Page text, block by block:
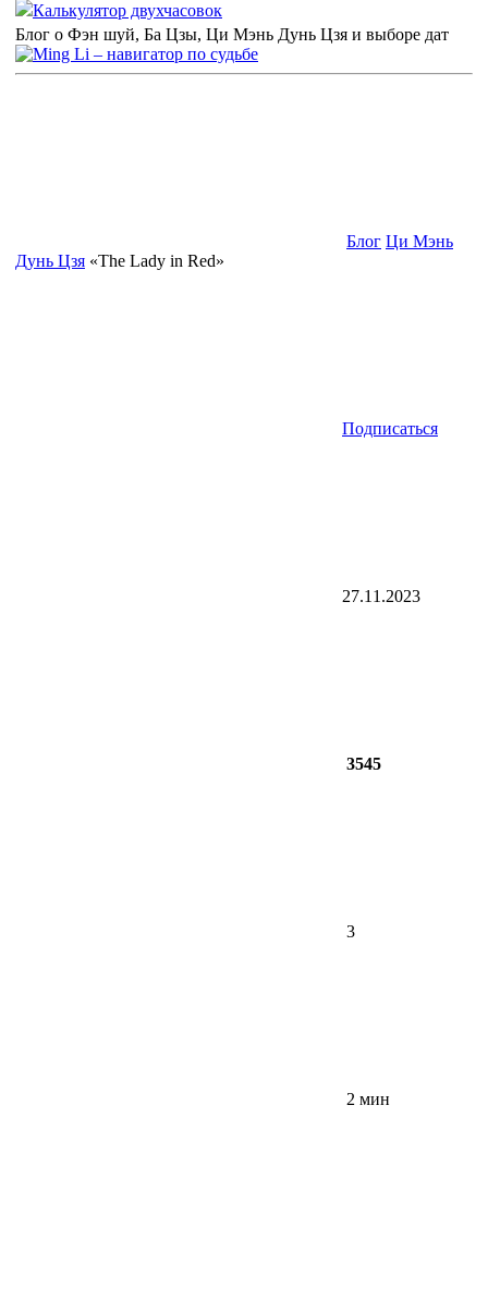
Калькулятор двухчасовок
Блог о Фэн шуй, Ба Цзы, Ци Мэнь Дунь Цзя и выборе дат
Блог Ци Мэнь
Дунь Цзя «The Lady in Red»
Подписаться
27.11.2023
3545
3
2 мин